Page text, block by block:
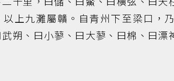
以上九灘屬贛。自青州下至梁口，
朔、曰小蓼、曰大蓼、曰棉、曰